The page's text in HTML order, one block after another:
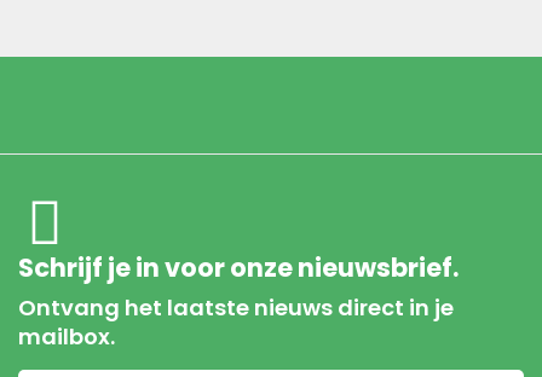
Schrijf je in voor onze nieuwsbrief.
Ontvang het laatste nieuws direct in je
mailbox.